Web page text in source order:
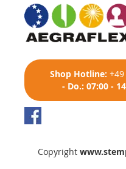
Shop Hotline:
- Do.: 07:00 -
Copyright